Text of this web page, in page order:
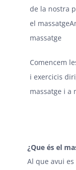
de la nostra
el
massatge
Comencem
i exercicis
massatge i a
¿Que és el
Al que avui